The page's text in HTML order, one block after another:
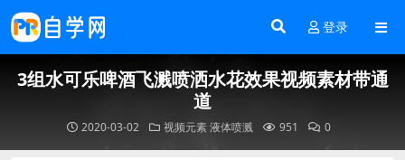
登录
3组水可乐啤酒飞溅喷洒水花效果视频素材带通
道
2020-03-02 视频元素液体喷溅 951 0